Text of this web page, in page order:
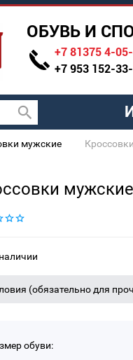
ОБУВЬ И
+7 81375 4-
+7 953 152-
мужские
(обязательно для
обуви: